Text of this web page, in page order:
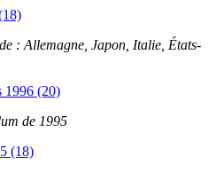
: Allemagne, Japon, Italie, États-
1996 (20)
de 1995
(18)